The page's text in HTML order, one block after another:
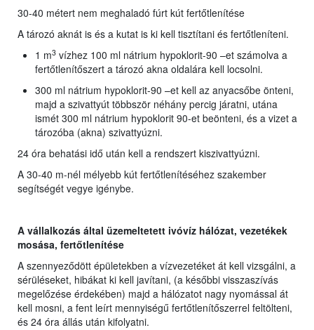
30-40 métert nem meghaladó fúrt kút fertőtlenítése
A tározó aknát is és a kutat is ki kell tisztítani és fertőtleníteni.
1 m3 vízhez 100 ml nátrium hypoklorit-90 –et számolva a
fertőtlenítőszert a tározó akna oldalára kell locsolni.
300 ml nátrium hypoklorit-90 –et kell az anyacsőbe önteni,
majd a szivattyút többször néhány percig járatni, utána
ismét 300 ml nátrium hypoklorit 90-et beönteni, és a vizet a
tározóba (akna) szivattyúzni.
24 óra behatási idő után kell a rendszert kiszivattyúzni.
A 30-40 m-nél mélyebb kút fertőtlenítéséhez szakember
segítségét vegye igénybe.
A vállalkozás által üzemeltetett ivóvíz hálózat, vezetékek
mosása, fertőtlenítése
A szennyeződött épületekben a vízvezetéket át kell vizsgálni, a
sérüléseket, hibákat ki kell javítani, (a későbbi visszaszívás
megelőzése érdekében) majd a hálózatot nagy nyomással át
kell mosni, a fent leírt mennyiségű fertőtlenítőszerrel feltölteni,
és 24 óra állás után kifolyatni.